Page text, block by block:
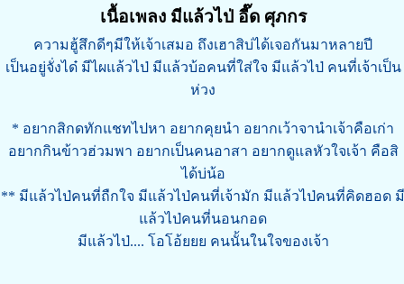
เนื้อเพลง มีแล้วไป่ อี๊ด ศุภกร
ความฮู้สึกดีๆมีให้เจ้าเสมอ ถึงเฮาสิบ่ได้เจอกันมาหลายปี
เป็นอยู่จั่งได๋ มีไผแล้วไป่ มีแล้วบ้อคนที่ใส่ใจ มีแล้วไป่ คนที่เจ้าเป็น
ห่วง
* อยากสิกดทักแชทไปหา อยากคุยนำ อยากเว้าจานำเจ้าคือเก่า
อยากกินข้าวฮ่วมพา อยากเป็นคนอาสา อยากดูแลหัวใจเจ้า คือสิ
ได้บ่น้อ
** มีแล้วไป่คนที่ถืกใจ มีแล้วไป่คนที่เจ้ามัก มีแล้วไป่คนที่คิดฮอด มี
แล้วไป่คนที่นอนกอด
มีแล้วไป่.... โอโอ้ยยย คนนั้นในใจของเจ้า